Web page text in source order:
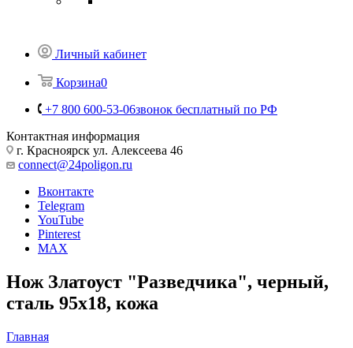
Личный кабинет
Корзина0
+7 800 600-53-06звонок бесплатный по РФ
Контактная информация
г. Красноярск ул. Алексеева 46
connect@24poligon.ru
Вконтакте
Telegram
YouTube
Pinterest
MAX
Нож Златоуст "Разведчика", черный,
сталь 95х18, кожа
Главная